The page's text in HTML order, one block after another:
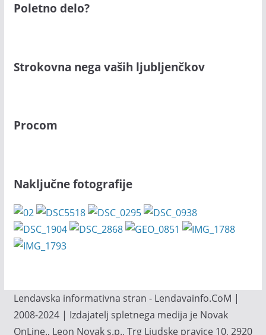
Poletno delo?
Strokovna nega vaših ljubljenčkov
Procom
Naključne fotografije
Lendavska informativna stran - Lendavainfo.CoM |
2008-2024 | Izdajatelj spletnega medija je Novak
OnLine., Leon Novak s.p., Trg Ljudske pravice 10, 2920